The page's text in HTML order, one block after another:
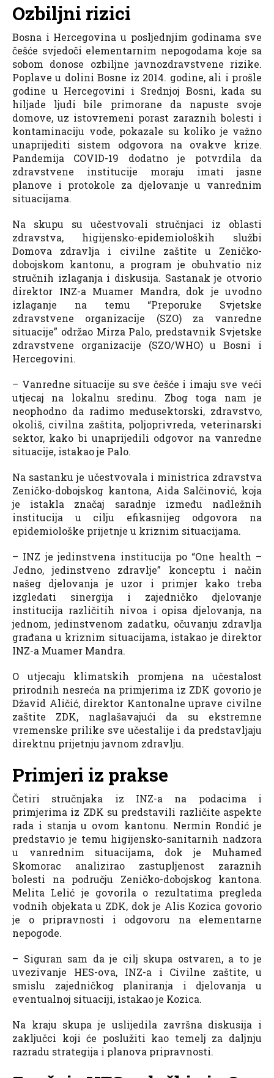
Ozbiljni rizici
Bosna i Hercegovina u posljednjim godinama sve
češće svjedoči elementarnim nepogodama koje sa
sobom donose ozbiljne javnozdravstvene rizike.
Poplave u dolini Bosne iz 2014. godine, ali i prošle
godine u Hercegovini i Srednjoj Bosni, kada su
hiljade ljudi bile primorane da napuste svoje
domove, uz istovremeni porast zaraznih bolesti i
kontaminaciju vode, pokazale su koliko je važno
unaprijediti sistem odgovora na ovakve krize.
Pandemija COVID-19 dodatno je potvrdila da
zdravstvene institucije moraju imati jasne
planove i protokole za djelovanje u vanrednim
situacijama.
Na skupu su učestvovali stručnjaci iz oblasti
zdravstva, higijensko-epidemioloških službi
Domova zdravlja i civilne zaštite u Zeničko-
dobojskom kantonu, a program je obuhvatio niz
stručnih izlaganja i diskusija. Sastanak je otvorio
direktor INZ-a Muamer Mandra, dok je uvodno
izlaganje na temu “Preporuke Svjetske
zdravstvene organizacije (SZO) za vanredne
situacije” održao Mirza Palo, predstavnik Svjetske
zdravstvene organizacije (SZO/WHO) u Bosni i
Hercegovini.
– Vanredne situacije su sve češće i imaju sve veći
utjecaj na lokalnu sredinu. Zbog toga nam je
neophodno da radimo međusektorski, zdravstvo,
okoliš, civilna zaštita, poljoprivreda, veterinarski
sektor, kako bi unaprijedili odgovor na vanredne
situacije, istakao je Palo.
Na sastanku je učestvovala i ministrica zdravstva
Zeničko-dobojskog kantona, Aida Salčinović, koja
je istakla značaj saradnje između nadležnih
institucija u cilju efikasnijeg odgovora na
epidemiološke prijetnje u kriznim situacijama.
– INZ je jedinstvena institucija po “One health –
Jedno, jedinstveno zdravlje” konceptu i način
našeg djelovanja je uzor i primjer kako treba
izgledati sinergija i zajedničko djelovanje
institucija različitih nivoa i opisa djelovanja, na
jednom, jedinstvenom zadatku, očuvanju zdravlja
građana u kriznim situacijama, istakao je direktor
INZ-a Muamer Mandra.
O utjecaju klimatskih promjena na učestalost
prirodnih nesreća na primjerima iz ZDK govorio je
Džavid Aličić, direktor Kantonalne uprave civilne
zaštite ZDK, naglašavajući da su ekstremne
vremenske prilike sve učestalije i da predstavljaju
direktnu prijetnju javnom zdravlju.
Primjeri iz prakse
Četiri stručnjaka iz INZ-a na podacima i
primjerima iz ZDK su predstavili različite aspekte
rada i stanja u ovom kantonu. Nermin Rondić je
predstavio je temu higijensko-sanitarnih nadzora
u vanrednim situacijama, dok je Muhamed
Skomorac analizirao zastupljenost zaraznih
bolesti na području Zeničko-dobojskog kantona.
Melita Lelić je govorila o rezultatima pregleda
vodnih objekata u ZDK, dok je Alis Kozica govorio
je o pripravnosti i odgovoru na elementarne
nepogode.
– Siguran sam da je cilj skupa ostvaren, a to je
uvezivanje HES-ova, INZ-a i Civilne zaštite, u
smislu zajedničkog planiranja i djelovanja u
eventualnoj situaciji, istakao je Kozica.
Na kraju skupa je uslijedila završna diskusija i
zaključci koji će poslužiti kao temelj za daljnju
razradu strategija i planova pripravnosti.